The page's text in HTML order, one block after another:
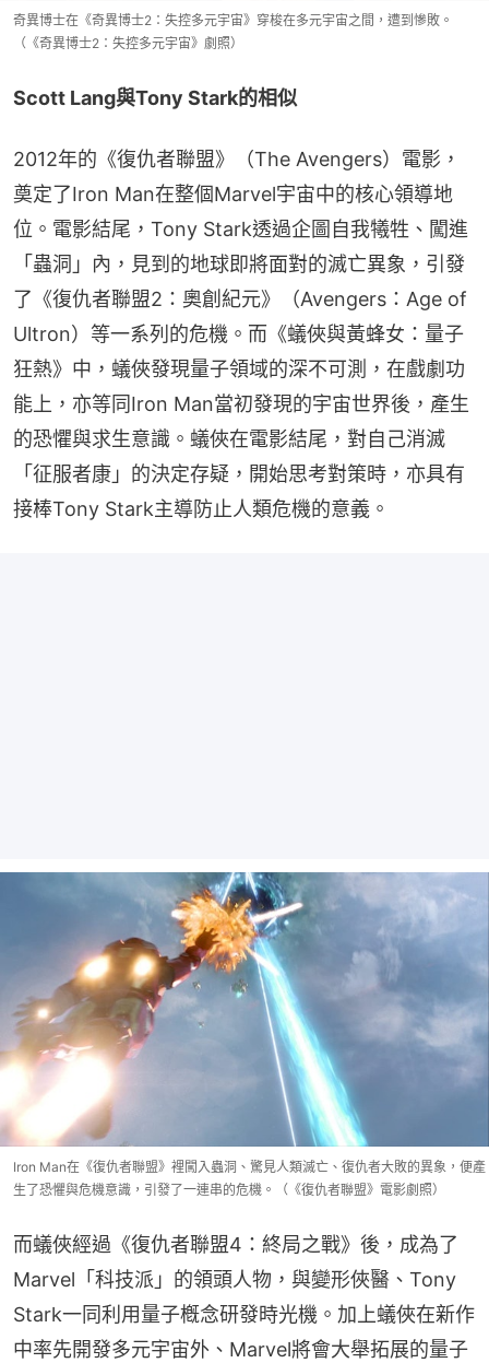
奇異博士在《奇異博士2：失控多元宇宙》穿梭在多元宇宙之間，遭到慘敗。
（《奇異博士2：失控多元宇宙》劇照）
Scott Lang與Tony Stark的相似
2012年的《復仇者聯盟》（The Avengers）電影，
奠定了Iron Man在整個Marvel宇宙中的核心領導地
位。電影結尾，Tony Stark透過企圖自我犧牲、闖進
「蟲洞」內，見到的地球即將面對的滅亡異象，引發
了《復仇者聯盟2：奧創紀元》（Avengers：Age of
Ultron）等一系列的危機。而《蟻俠與黃蜂女：量子
狂熱》中，蟻俠發現量子領域的深不可測，在戲劇功
能上，亦等同Iron Man當初發現的宇宙世界後，產生
的恐懼與求生意識。蟻俠在電影結尾，對自己消滅
「征服者康」的決定存疑，開始思考對策時，亦具有
接棒Tony Stark主導防止人類危機的意義。
Iron Man在《復仇者聯盟》裡闖入蟲洞、驚見人類滅亡、復仇者大敗的異象，便產
生了恐懼與危機意識，引發了一連串的危機。（《復仇者聯盟》電影劇照）
而蟻俠經過《復仇者聯盟4：終局之戰》後，成為了
Marvel「科技派」的領頭人物，與變形俠醫、Tony
Stark一同利用量子槪念研發時光機。加上蟻俠在新作
中率先開發多元宇宙外、Marvel將會大舉拓展的量子